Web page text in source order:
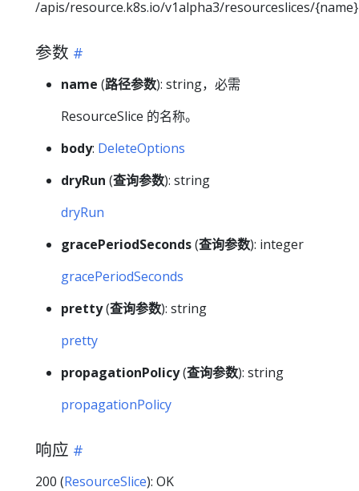
/apis/resource.k8s.io/v1alpha3/resourceslices/{name}
参数
name (路径参数): string，必需
ResourceSlice 的名称。
body: DeleteOptions
dryRun (查询参数): string
dryRun
gracePeriodSeconds(查询参数): integer
gracePeriodSeconds
pretty(查询参数): string
pretty
propagationPolicy(查询参数): string
propagationPolicy
响应
200 (ResourceSlice): OK